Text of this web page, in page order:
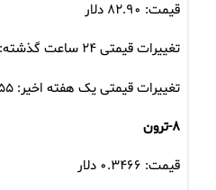
قیمت: ۸۲.۹۰ دلار
تغییرات قیمتی ۲۴ ساعت گذشته: ۰.۵۰ درصد افزایش
تغییرات قیمتی یک هفته اخیر: ۳.۵۵ درصد کاهش
۸-ترون
قیمت: ۰.۳۴۶۶ دلار